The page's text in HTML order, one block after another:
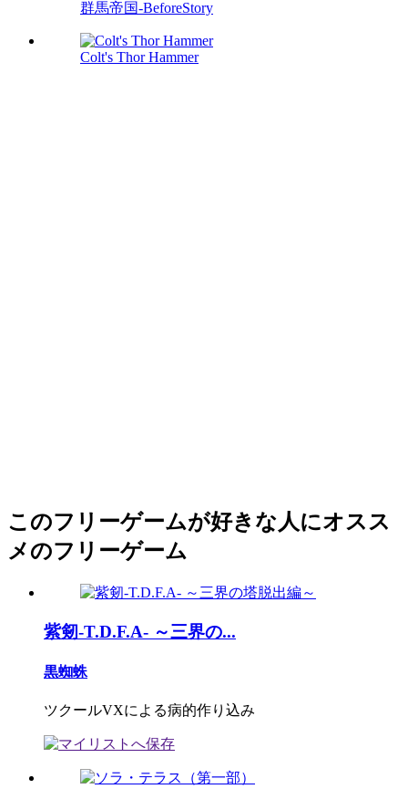
群馬帝国-BeforeStory
Colt's Thor Hammer
このフリーゲームが好きな人にオスス
メのフリーゲーム
紫剱-T.D.F.A- ～三界の...
黒蜘蛛
ツクールVXによる病的作り込み